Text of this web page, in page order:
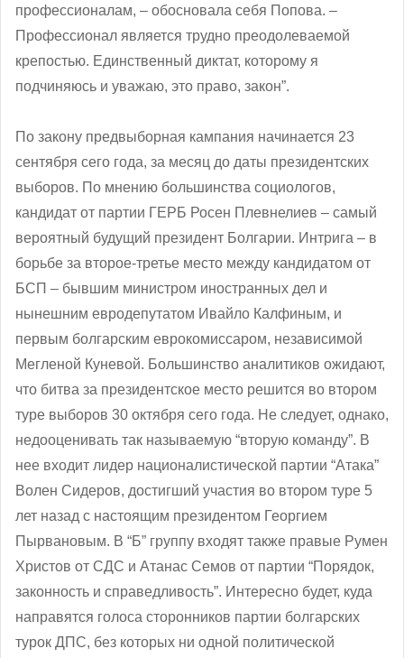
профессионалам, – обосновала себя Попова. –
Профессионал является трудно преодолеваемой
крепостью. Единственный диктат, которому я
подчиняюсь и уважаю, это право, закон”.
По закону предвыборная кампания начинается 23
сентября сего года, за месяц до даты президентских
выборов. По мнению большинства социологов,
кандидат от партии ГЕРБ Росен Плевнелиев – самый
вероятный будущий президент Болгарии. Интрига – в
борьбе за второе-третье место между кандидатом от
БСП – бывшим министром иностранных дел и
нынешним евродепутатом Ивайло Калфиным, и
первым болгарским еврокомиссаром, независимой
Мегленой Куневой. Большинство аналитиков ожидают,
что битва за президентское место решится во втором
туре выборов 30 октября сего года. Не следует, однако,
недооценивать так называемую “вторую команду”. В
нее входит лидер националистической партии “Атака”
Волен Сидеров, достигший участия во втором туре 5
лет назад с настоящим президентом Георгием
Пырвановым. В “Б” группу входят также правые Румен
Христов от СДС и Атанас Семов от партии “Порядок,
законность и справедливость”. Интересно будет, куда
направятся голоса сторонников партии болгарских
турок ДПС, без которых ни одной политической